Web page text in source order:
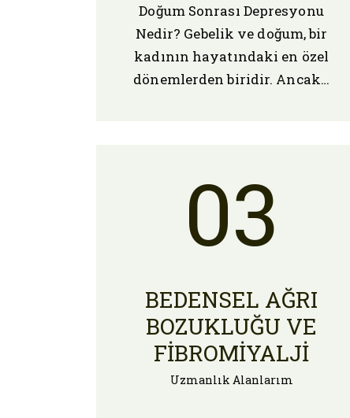
Doğum Sonrası Depresyonu
Nedir? Gebelik ve doğum, bir
kadının hayatındaki en özel
dönemlerden biridir. Ancak…
03
BEDENSEL AĞRI
BOZUKLUĞU VE
FIBROMIYALJI
Uzmanlık Alanlarım